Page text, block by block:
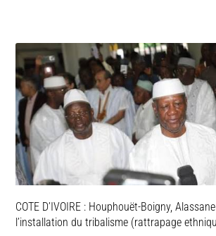
COTE D’IVOIRE : Houphouët-Boigny,
l’installation du tribalisme (rattrapage